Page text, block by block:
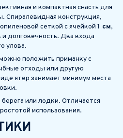
и компактная снасть для
Спиралевидная конструкция,
сеткой с ячейкой 1 см,
долговечность. Два входа
улова.
положить приманку с
отходы или другую
ятер занимает минимум места
или лодки. Отличается
использования.